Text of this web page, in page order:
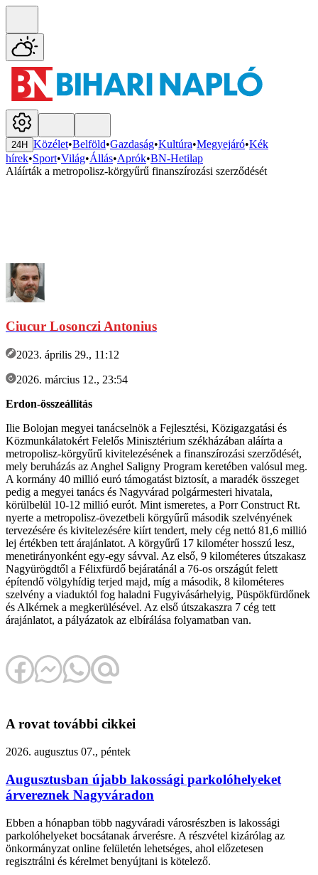
24H Közélet•Belföld•Gazdaság•Kultúra•Megyejáró•Kék
hírek•Sport•Világ•Állás•Aprók•BN-Hetilap
Aláírták a metropolisz-körgyűrű finanszírozási szerződését
Ciucur Losonczi Antonius
2023. április 29., 11:12
2026. március 12., 23:54
Erdon-összeállítás
Ilie Bolojan megyei tanácselnök a Fejlesztési, Közigazgatási és
Közmunkálatokért Felelős Minisztérium székházában aláírta a
metropolisz-körgyűrű kivitelezésének a finanszírozási szerződését,
mely beruházás az Anghel Saligny Program keretében valósul meg.
A kormány 40 millió euró támogatást biztosít, a maradék összeget
pedig a megyei tanács és Nagyvárad polgármesteri hivatala,
körülbelül 10-12 millió eurót. Mint ismeretes, a Porr Construct Rt.
nyerte a metropolisz-övezetbeli körgyűrű második szelvényének
tervezésére és kivitelezésére kiírt tendert, mely cég nettó 81,6 millió
lej értékben tett árajánlatot. A körgyűrű 17 kilométer hosszú lesz,
menetirányonként egy-egy sávval. Az első, 9 kilométeres útszakasz
Nagyürögdtől a Félixfürdő bejáratánál a 76-os országút felett
építendő völgyhídig terjed majd, míg a második, 8 kilométeres
szelvény a viaduktól fog haladni Fugyivásárhelyig, Püspökfürdőnek
és Alkérnek a megkerülésével. Az első útszakaszra 7 cég tett
árajánlatot, a pályázatok az elbírálása folyamatban van.
A rovat további cikkei
2026. augusztus 07., péntek
Augusztusban újabb lakossági parkolóhelyeket
árvereznek Nagyváradon
Ebben a hónapban több nagyváradi városrészben is lakossági
parkolóhelyeket bocsátanak árverésre. A részvétel kizárólag az
önkormányzat online felületén lehetséges, ahol előzetesen
regisztrálni és kérelmet benyújtani is kötelező.